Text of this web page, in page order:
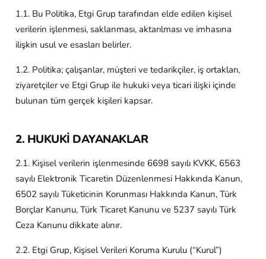
1.1. Bu Politika, Etgi Grup tarafından elde edilen kişisel
verilerin işlenmesi, saklanması, aktarılması ve imhasına
ilişkin usul ve esasları belirler.
1.2. Politika; çalışanlar, müşteri ve tedarikçiler, iş ortakları,
ziyaretçiler ve Etgi Grup ile hukuki veya ticari ilişki içinde
bulunan tüm gerçek kişileri kapsar.
2. HUKUKİ DAYANAKLAR
2.1. Kişisel verilerin işlenmesinde 6698 sayılı KVKK, 6563
sayılı Elektronik Ticaretin Düzenlenmesi Hakkında Kanun,
6502 sayılı Tüketicinin Korunması Hakkında Kanun, Türk
Borçlar Kanunu, Türk Ticaret Kanunu ve 5237 sayılı Türk
Ceza Kanunu dikkate alınır.
2.2. Etgi Grup, Kişisel Verileri Koruma Kurulu (“Kurul”)